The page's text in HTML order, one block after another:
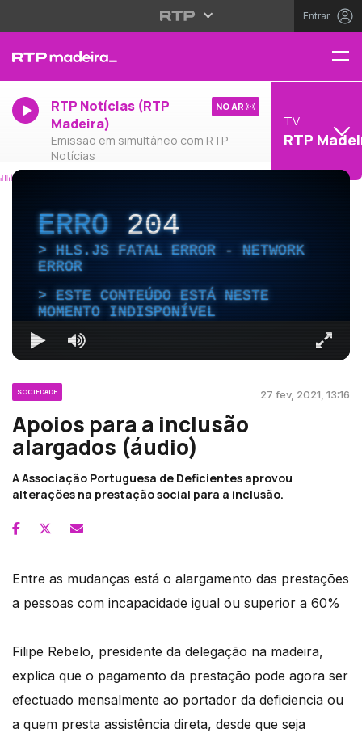
Entrar
RTP Notícias (RTP
Madeira)
Emissão em simultâneo com RTP
Notícias
NO AR
TV
RTP
ERRO204
HLS.JS FATAL ERROR - NETWORK
ERROR
ESTE CONTEÚDO ESTÁ NESTE
MOMENTO INDISPONÍVEL
SOCIEDADE 27 fev, 2021, 13:16
Apoios para a inclusão
alargados (áudio)
A Associação Portuguesa de Deficientes aprovou
alterações na prestação social para a inclusão.
Entre as mudanças está o alargamento das prestações
a pessoas com incapacidade igual ou superior a 60%
Filipe Rebelo, presidente da delegação na madeira,
explica que o pagamento da prestação pode agora ser
efectuado mensalmente ao portador da deficiencia ou
a quem presta assistência direta, desde que seja